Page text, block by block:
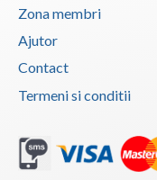
Zona membri
Ajutor
Contact
Termeni si conditii